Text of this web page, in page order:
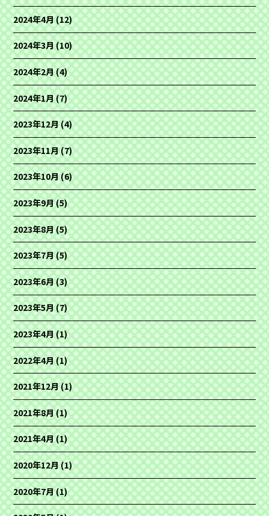
2024年4月(12)
2024年3月(10)
2024年2月(4)
2024年1月(7)
2023年12月(4)
2023年11月(7)
2023年10月(6)
2023年9月(5)
2023年8月(5)
2023年7月(5)
2023年6月(3)
2023年5月(7)
2023年4月(1)
2022年4月(1)
2021年12月(1)
2021年8月(1)
2021年4月(1)
2020年12月(1)
2020年7月(1)